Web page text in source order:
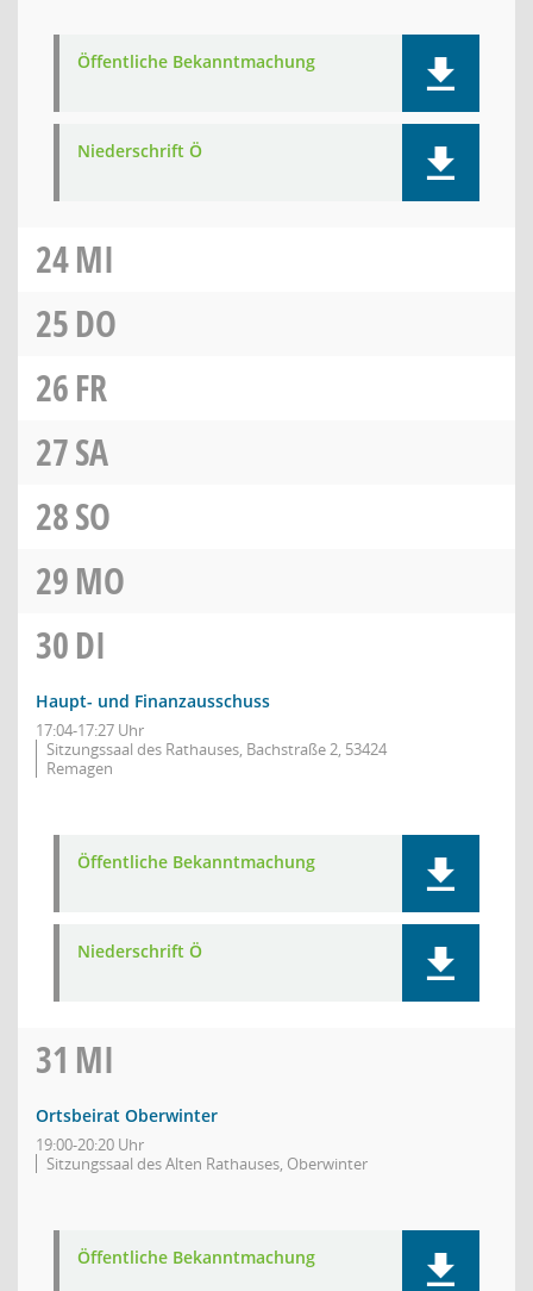
Öffentliche Bekanntmachung
Niederschrift Ö
24MI
25DO
26FR
27SA
28SO
29MO
30DI
Haupt- und Finanzausschuss
17:04-17:27 Uhr
Sitzungssaal des Rathauses, Bachstraße 2, 53424
Remagen
Öffentliche Bekanntmachung
Niederschrift Ö
31 MI
Ortsbeirat Oberwinter
19:00-20:20 Uhr
Sitzungssaal des Alten Rathauses, Oberwinter
Öffentliche Bekanntmachung